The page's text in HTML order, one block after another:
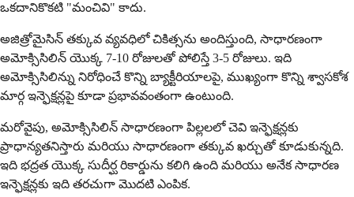
ఒకదానికొకటి "మంచివి" కాదు.
అజిత్రోమైసిన్ తక్కువ వ్యవధిలో చికిత్సను అందిస్తుంది, సాధారణంగా
అమోక్సిసిలిన్ యొక్క 7-10 రోజులతో పోలిస్తే 3-5 రోజులు. ఇది
అమోక్సిసిలిన్ను నిరోధించే కొన్ని బ్యాక్టీరియాలపై, ముఖ్యంగా కొన్ని శ్వాసకోశ
మార్గ ఇన్ఫెక్షన్లపై కూడా ప్రభావవంతంగా ఉంటుంది.
మరోవైపు, అమోక్సిసిలిన్ సాధారణంగా పిల్లలలో చెవి ఇన్ఫెక్షన్లకు
ప్రాధాన్యతనిస్తారు మరియు సాధారణంగా తక్కువ ఖర్చుతో కూడుకున్నది.
ఇది భద్రత యొక్క సుదీర్ఘ రికార్డును కలిగి ఉంది మరియు అనేక సాధారణ
ఇన్ఫెక్షన్లకు ఇది తరచుగా మొదటి ఎంపిక.